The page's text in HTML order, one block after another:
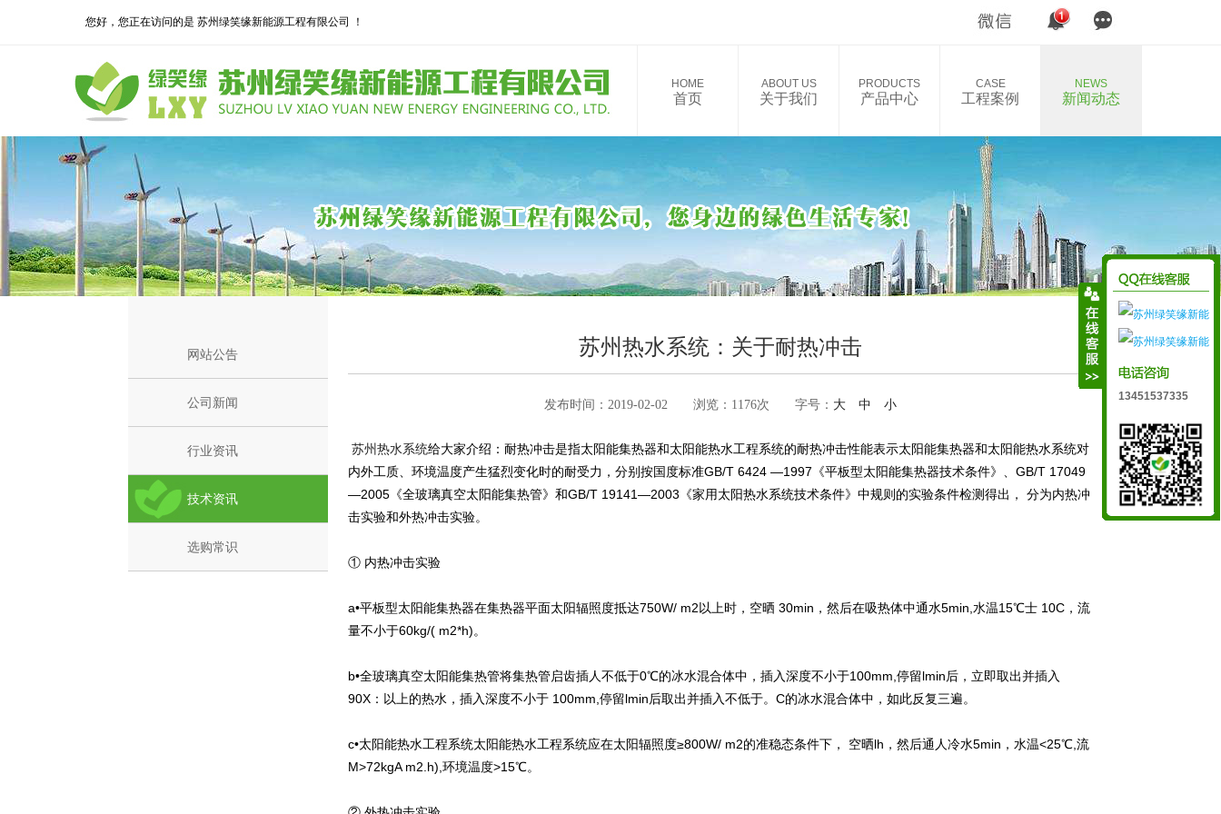
您好，您正在访问的是 苏州绿笑缘新能源工程有限公司 ！
HOME
首页
ABOUT US
关于我们
PRODUCTS
产品中心
CASE
工程案例
NEWS
新闻动态
网站公告
公司新闻
行业资讯
技术资讯
选购常识
苏州热水系统：关于耐热冲击
发布时间：2019-02-02 浏览：1176次 字号： 大 中 小
苏州热水系统给大家介绍：耐热冲击是指太阳能集热器和太阳能热水工程系统的耐热冲击性能表示太阳能集热器和太阳能热水系统对
内外工质、环境温度产生猛烈变化时的耐受力，分别按国度标准GB/T 6424 —1997《平板型太阳能集热器技术条件》、GB/T 17049
—2005《全玻璃真空太阳能集热管》和GB/T 19141—2003《家用太阳热水系统技术条件》中规则的实验条件检测得出， 分为内热冲
击实验和外热冲击实验。
① 内热冲击实验
a•平板型太阳能集热器在集热器平面太阳辐照度抵达750W/ m2以上时，空晒 30min，然后在吸热体中通水5min,水温15℃士 10C，流
量不小于60kg/( m2*h)。
b•全玻璃真空太阳能集热管将集热管启齿插人不低于0℃的冰水混合体中，插入深度不小于100mm,停留lmin后，立即取出并插入
90X：以上的热水，插入深度不小于 100mm,停留lmin后取出并插入不低于。C的冰水混合体中，如此反复三遍。
c•太阳能热水工程系统太阳能热水工程系统应在太阳辐照度≥800W/ m2的准稳态条件下， 空晒lh，然后通人冷水5min，水温<25℃,流
M>72kgA m2.h),环境温度>15℃。
13451537335